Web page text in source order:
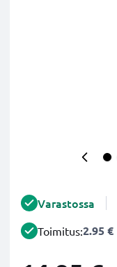
Varastossa
Toimitus:2.95 €